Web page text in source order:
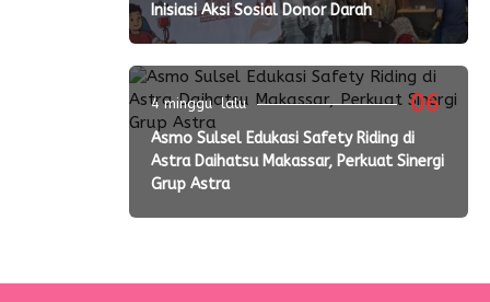
Inisiasi Aksi Sosial Donor Darah
06
4 minggu lalu
Asmo Sulsel Edukasi Safety Riding di
Astra Daihatsu Makassar, Perkuat Sinergi
Grup Astra